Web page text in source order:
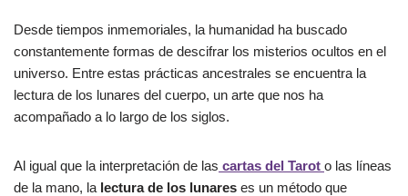
Desde tiempos inmemoriales, la humanidad ha buscado
constantemente formas de descifrar los misterios ocultos en el
universo. Entre estas prácticas ancestrales se encuentra la
lectura de los lunares del cuerpo, un arte que nos ha
acompañado a lo largo de los siglos.
Al igual que la interpretación de las cartas del Tarot o las líneas
de la mano, la lectura de los lunares es un método que